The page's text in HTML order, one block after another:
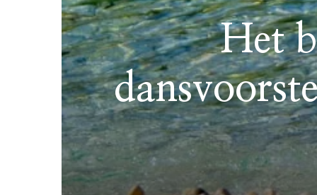
Het